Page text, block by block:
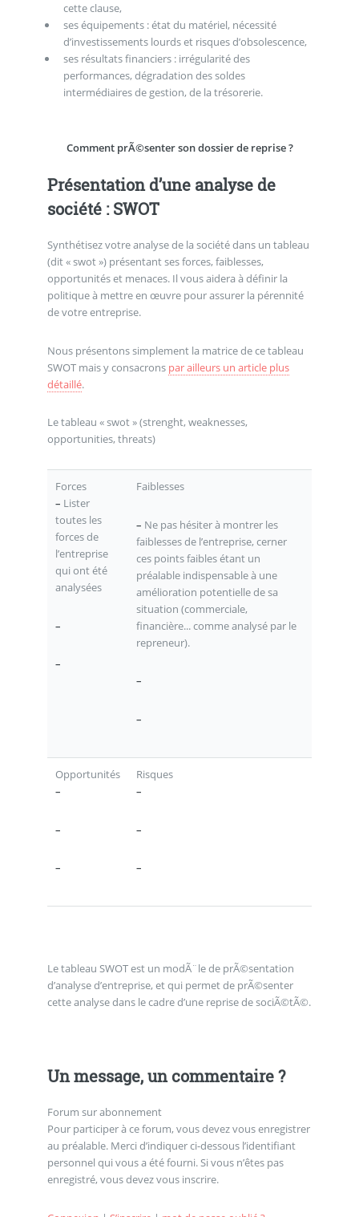
cette clause,
ses équipements : état du matériel, nécessité
d’investissements lourds et risques d’obsolescence,
ses résultats financiers : irrégularité des
performances, dégradation des soldes
intermédiaires de gestion, de la trésorerie.
Comment prÃ©senter son dossier de reprise ?
Présentation d’une analyse de
société : SWOT
Synthétisez votre analyse de la société dans un tableau
(dit « swot ») présentant ses forces, faiblesses,
opportunités et menaces. Il vous aidera à définir la
politique à mettre en œuvre pour assurer la pérennité
de votre entreprise.
Nous présentons simplement la matrice de ce tableau
SWOT mais y consacrons par ailleurs un article plus
détaillé.
Le tableau « swot » (strenght, weaknesses,
opportunities, threats)
Forces
– Lister
toutes les
forces de
l’entreprise
qui ont été
analysées
–
–
Faiblesses
– Ne pas hésiter à montrer les
faiblesses de l’entreprise, cerner
ces points faibles étant un
préalable indispensable à une
amélioration potentielle de sa
situation (commerciale,
financière... comme analysé par le
repreneur).
–
–
Opportunités
–
–
–
Risques
–
–
–
Le tableau SWOT est un modÃ¨le de prÃ©sentation
d’analyse d’entreprise, et qui permet de prÃ©senter
cette analyse dans le cadre d’une reprise de sociÃ©tÃ©.
Un message, un commentaire ?
Forum sur abonnement
Pour participer à ce forum, vous devez vous enregistrer
au préalable. Merci d’indiquer ci-dessous l’identifiant
personnel qui vous a été fourni. Si vous n’êtes pas
enregistré, vous devez vous inscrire.